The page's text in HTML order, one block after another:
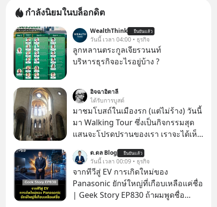
กำลังนิยมในบล็อกดิต
WealthThink ยืนยันแล้ว
วันนี้ เวลา 04:00 • ธุรกิจ
ลูกหลานตระกูลเจียรวนนท์
บริหารธุรกิจอะไรอยู่บ้าง ?
อิจฉาอิตาลี
ได้รับการบูสต์
มาชมโบสถ์ในเมืองรก (แต่ไม่ร้าง) วันนี้
มา Walking Tour ซึ่งเป็นกิจกรรมสุด
แสนจะโปรดปรานของเรา เราจะได้เห็น
ด.ดล Blog ยืนยันแล้ว
วันนี้ เวลา 00:09 • ธุรกิจ
จากทีวีสู่ EV การเกิดใหม่ของ
Panasonic ยักษ์ใหญ่ที่เกือบเหลือแค่ชื่อ
| Geek Story EP830 ถ้าผมพูดชื่อ